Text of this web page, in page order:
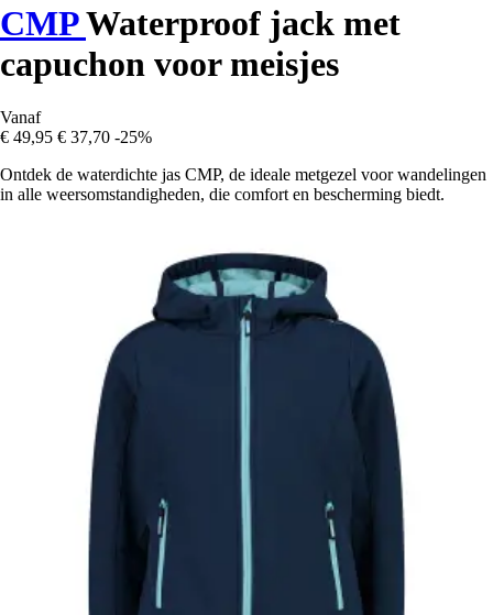
CMPWaterproof jack met
capuchon voor meisjes
Vanaf
€ 49,95 € 37,70 -25%
Ontdek de waterdichte jas CMP, de ideale metgezel voor wandelingen
in alle weersomstandigheden, die comfort en bescherming biedt.